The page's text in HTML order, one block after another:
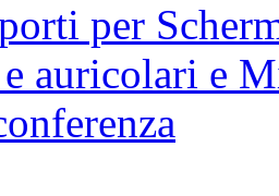
per
auricolari e